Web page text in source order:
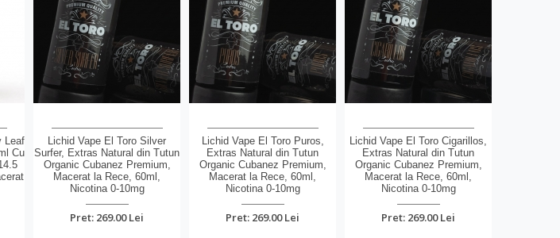
Leaf
Cu
Lichid Vape El Toro Silver
Surfer, Extras Natural din Tutun
Organic Cubanez Premium,
Macerat la Rece, 60ml,
Nicotina 0-10mg
Pret: 269.00 Lei
Lichid Vape El Toro Puros,
Extras Natural din Tutun
Organic Cubanez Premium,
Macerat la Rece, 60ml,
Nicotina 0-10mg
Pret: 269.00 Lei
Lichid Vape El Toro Cigarillos,
Extras Natural din Tutun
Organic Cubanez Premium,
Macerat la Rece, 60ml,
Nicotina 0-10mg
Pret: 269.00 Lei